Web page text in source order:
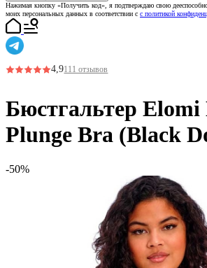
Нажимая кнопку «Получить код», я подтверждаю свою
моих персональных данных в соответствии с с политикой
4,9111 отзывов
Бюстгальтер
Plunge Bra (Black
-50%